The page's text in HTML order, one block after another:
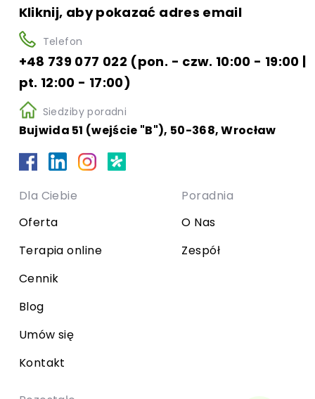
Kliknij, aby pokazać adres email
Telefon
+48 739 077 022 (pon. - czw. 10:00 - 19:00 |
pt. 12:00 - 17:00)
Siedziby poradni
Bujwida 51 (wejście "B"), 50-368, Wrocław
Dla Ciebie
Oferta
Terapia online
Cennik
Blog
Umów się
Kontakt
Poradnia
O Nas
Zespół